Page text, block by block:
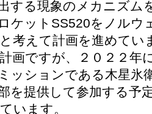
する現象のメカニズム
ケットSS520をノル
考えて計画を進めてい
画ですが、２０２２年
ッションである木星氷
を提供して参加する予
います。